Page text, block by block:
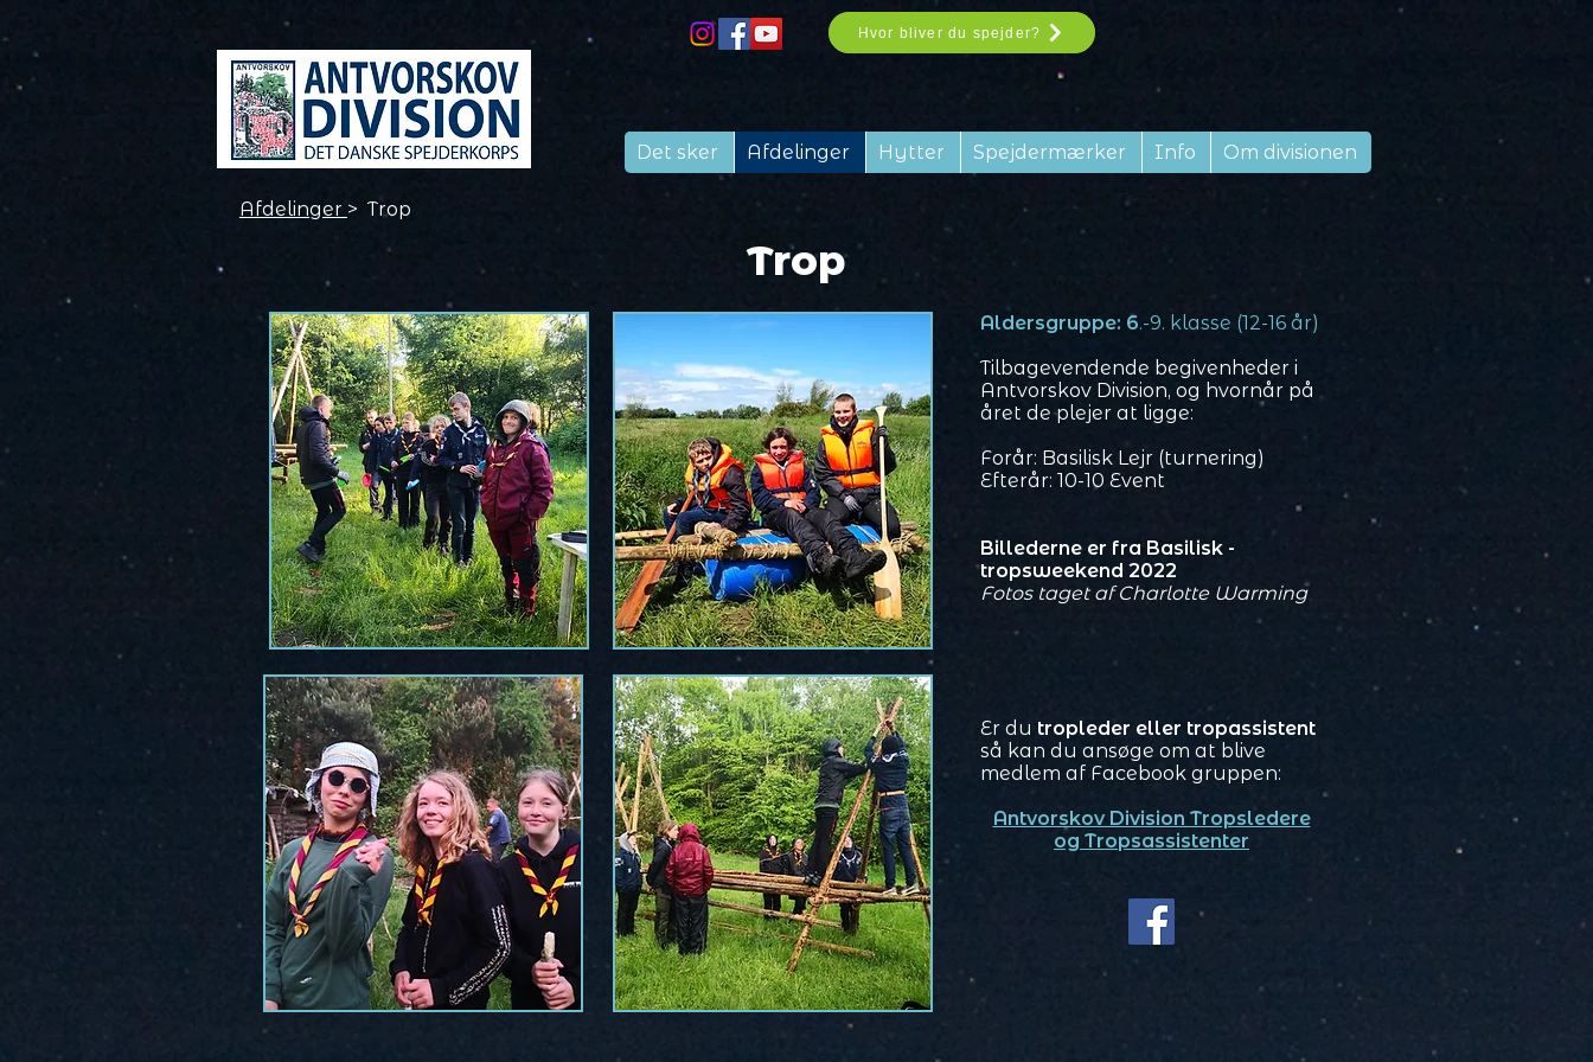
Hvor bliver du spejder?
Det sker Afdelinger Hytter Spejdermærker Info Om divisionen
Afdelinger > Trop
Trop
Aldersgruppe: 6.-9. klasse (12-16 år)
Tilbagevendende begivenheder i
Antvorskov Division, og hvornår på
året de plejer at ligge:
Forår: Basilisk Lejr (turnering)
Efterår: 10-10 Event
Billederne er fra Basilisk -
tropsweekend 2022
Fotos taget af Charlotte Warming
Er du tropleder eller tropassistent
så kan du ansøge om at blive
medlem af Facebook gruppen:
Antvorskov Division Tropsledere
og Tropsassistenter